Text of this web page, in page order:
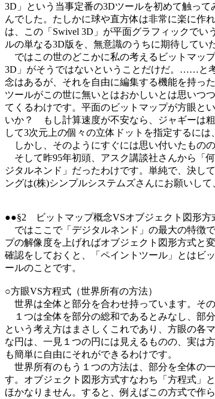
3D」という当事定番の3Dツールを初めて触っ
んでした。たしかに球や直方体は非常に楽に作
は、この「Swivel 3D」が平面グラフィックで
ルの単なる3D版を、無意識のうちに期待してい
ではこの世のどこかに私の考えるビットマッ
3D」がそうではないということだけだ。……と
念はあるが、それを自由に編集する機能を持っ
ツールがこの世に無いとはおかしいとは思いつ
てくるわけです。平面のビットマップが方眼と
いか？ もし計算速度が不安なら、ジャギーは
して3次元上の個々の立体ドットを指定するに
しかし、そのようにすぐには思い付いたもの
そして昨95年初頭、アスク講談社さんから「
ジタルネンド」だったわけです。単純で、決し
ングは(株)シンプルシステムズさんにお願いし
●●§2 ビットマップ概念VSオブジェクト図形方
ではここで「デジタルネンド」の最大の特徴
プの解像度を上げればオブジェクト図形方式と
確認をしておくと、「ペイントツール」とはビ
ールのことです。
○方眼VS方程式（世界所有の方法）
世界は全体と部分を合わせ持っています。そ
１つは全体を部分の総和であるとみなし、部
という考え方はまさしくこれであり、方眼の各
な円は、一見１つの円には見えるものの、実は
も簡単に自由にそれができるわけです。
世界所有のもう１つの方法は、部分を全体の
す。オブジェクト図形方式すなわち「方程式」
ほかなりません。すると、例えばこの方式で作